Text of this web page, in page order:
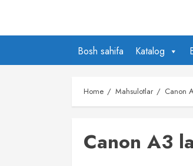
content
Bosh sahifa
Katalog
Home Mahsulotlar Canon
Canon A3